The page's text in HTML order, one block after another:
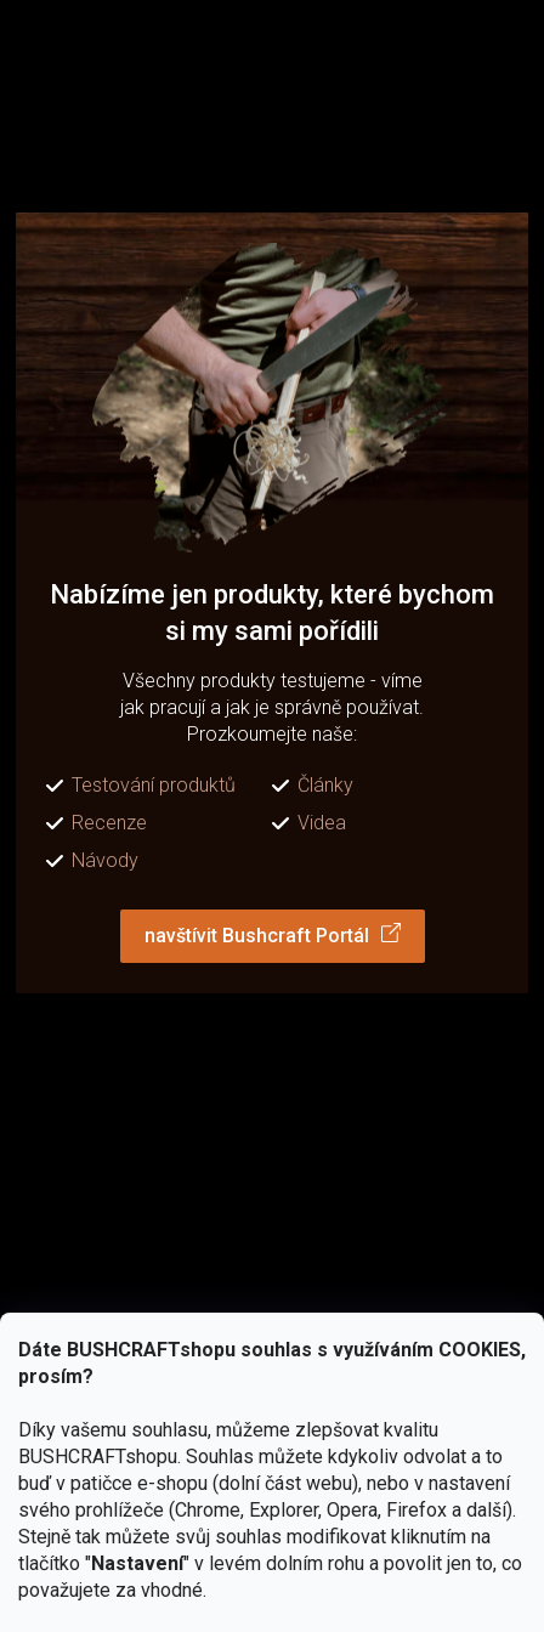
Dáte BUSHCRAFTshopu souhlas s využíváním COOKIES,
prosím?
Díky vašemu souhlasu, můžeme zlepšovat kvalitu
BUSHCRAFTshopu. Souhlas můžete kdykoliv odvolat a to
buď v patičce e-shopu (dolní část webu), nebo v nastavení
svého prohlížeče (Chrome, Explorer, Opera, Firefox a další).
Stejně tak můžete svůj souhlas modifikovat kliknutím na
tlačítko "Nastavení" v levém dolním rohu a povolit jen to, co
považujete za vhodné.
Nabízíme jen produkty, které bychom
si my sami pořídili
Všechny produkty testujeme - víme
jak pracují a jak je správně používat.
Prozkoumejte naše:
Testování produktů
Články
Recenze
Videa
Návody
navštívit Bushcraft Portál